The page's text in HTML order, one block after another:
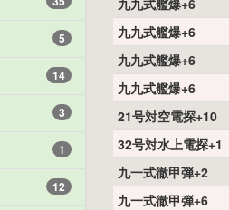
5
14
3
1
12
九九式艦爆+6
九九式艦爆+6
九九式艦爆+6
九九式艦爆+6
21号対空電探+10
32号対水上電探+1
九一式徹甲弾+2
九一式徹甲弾+6